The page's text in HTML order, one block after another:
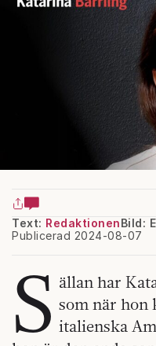
Text: Redaktionen
Publicerad 2024-08-07
Bild:
S ällan har
som när hon
italienska